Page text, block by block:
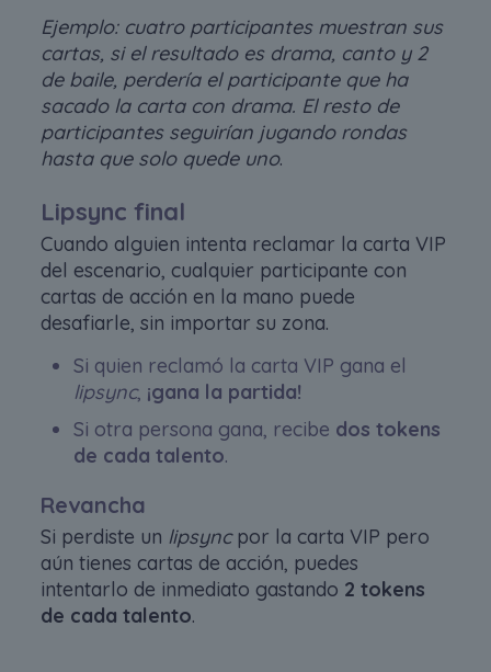
Ejemplo: cuatro participantes muestran sus
cartas, si el resultado es drama, canto y 2
de baile, perdería el participante que ha
sacado la carta con drama. El resto de
participantes seguirían jugando rondas
hasta que solo quede uno.
Lipsync final
Cuando alguien intenta reclamar la carta VIP
del escenario, cualquier participante con
cartas de acción en la mano puede
desafiarle, sin importar su zona.
Si quien reclamó la carta VIP gana el
lipsync, ¡gana la partida!
Si otra persona gana, recibe dos tokens
de cada talento.
Revancha
Si perdiste un lipsyncpor la carta VIP pero
aún tienes cartas de acción, puedes
intentarlo de inmediato gastando 2 tokens
de cada talento.